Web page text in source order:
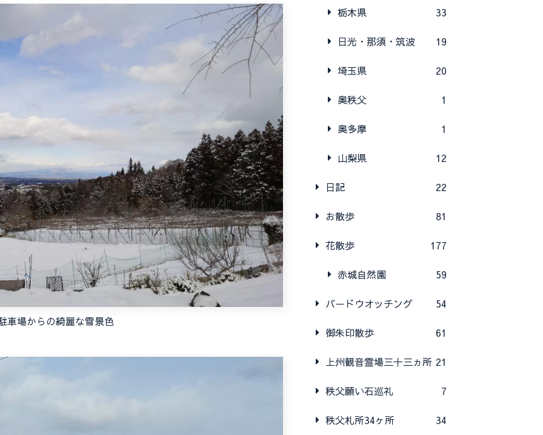
車場からの綺麗な雪景色
栃木県 33
日光・那須・筑波 19
埼玉県 20
奥秩父 1
奥多摩 1
山梨県 12
日記 22
お散歩 81
花散歩 177
赤城自然園 59
バードウオッチング 54
御朱印散歩 61
上州観音霊場三十三ヵ所 21
秩父願い石巡礼 7
秩父札所34ヶ所 34